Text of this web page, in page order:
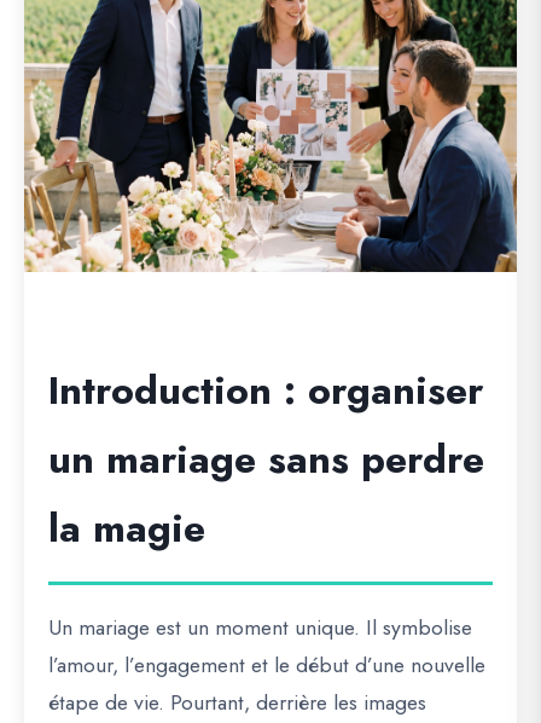
Introduction : organiser
un mariage sans perdre
la magie
Un mariage est un moment unique. Il symbolise
l’amour, l’engagement et le début d’une nouvelle
étape de vie. Pourtant, derrière les images